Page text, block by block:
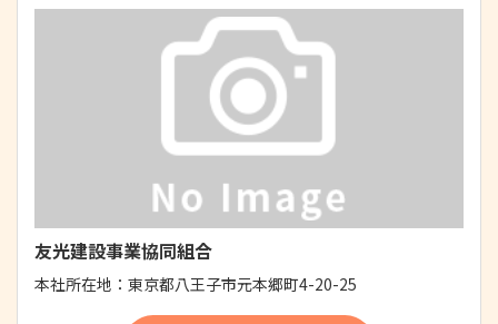
友光建設事業協同組合
本社所在地： 東京都八王子市元本郷町4-20-25